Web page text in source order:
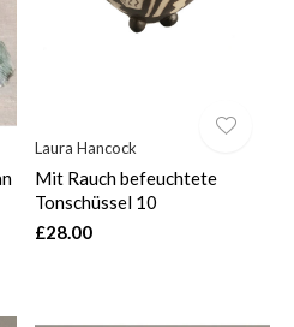
Laura Hancock
Mit Rauch befeuchtete
Tonschüssel 10
£28.00